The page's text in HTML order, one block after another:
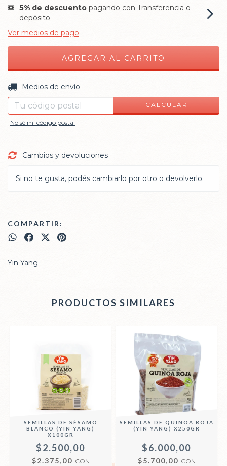
5% de descuento pagando con Transferencia o
depósito
Ver medios de pago
Entregas para el CP:
Medios de envío
CALCULAR
No sé mi código postal
Cambios y devoluciones
Si no te gusta, podés cambiarlo por otro o devolverlo.
COMPARTIR:
Yin Yang
PRODUCTOS SIMILARES
SEMILLAS DE SÉSAMO
BLANCO (YIN YANG)
X100GR
$2.500,00
$2.375,00 CON
SEMILLAS DE QUINOA ROJA
(YIN YANG) X250GR
$6.000,00
$5.700,00 CON